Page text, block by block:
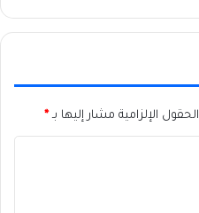
الحقول الإلزامية مشار إليها بـ*